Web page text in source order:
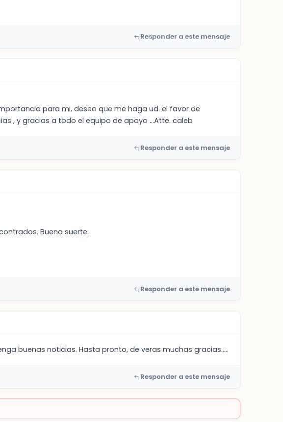
Responder a este mensaje
para mi, deseo que me haga ud. el favor de
, y gracias a todo el equipo de apoyo ...Atte. caleb
Responder a este mensaje
Buena suerte.
Responder a este mensaje
buenas noticias. Hasta pronto, de veras muchas gracias.....
Responder a este mensaje